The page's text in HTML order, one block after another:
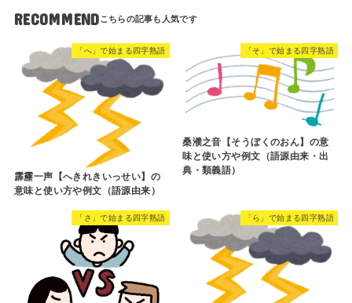
RECOMMEND
「へ」で始まる四字熟語
霹靂一声【へきれきいっせい】の
意味と使い方や例文（語源由来）
「そ」で始まる四字熟語
桑濮之音【そうぼくのおん】の意
味と使い方や例文（語源由来・出
典・類義語）
「さ」で始まる四字熟語 「ら」で始まる四字熟語